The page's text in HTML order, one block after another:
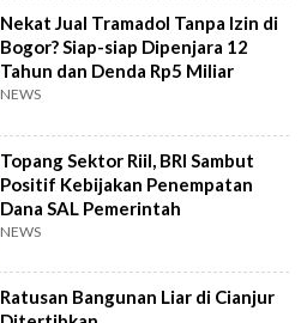
Nekat Jual Tramadol Tanpa Izin di
Bogor? Siap-siap Dipenjara 12
Tahun dan Denda Rp5 Miliar
NEWS
Topang Sektor Riil, BRI Sambut
Positif Kebijakan Penempatan
Dana SAL Pemerintah
NEWS
Ratusan Bangunan Liar di Cianjur